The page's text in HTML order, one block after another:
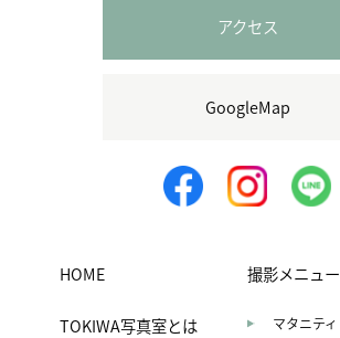
アクセス
GoogleMap
HOME
TOKIWA写真室とは
撮影メニュー
マタニティ